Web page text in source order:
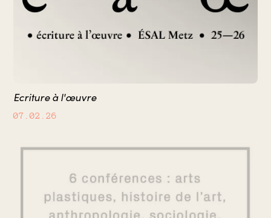
Ecriture à l'œuvre
07.02.26